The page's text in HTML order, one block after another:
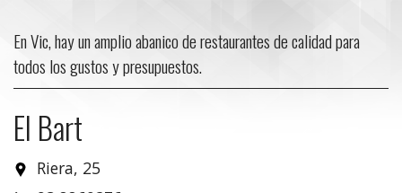
En Vic, hay un amplio abanico de restaurantes de calidad para
todos los gustos y presupuestos.
El Bart
Riera, 25